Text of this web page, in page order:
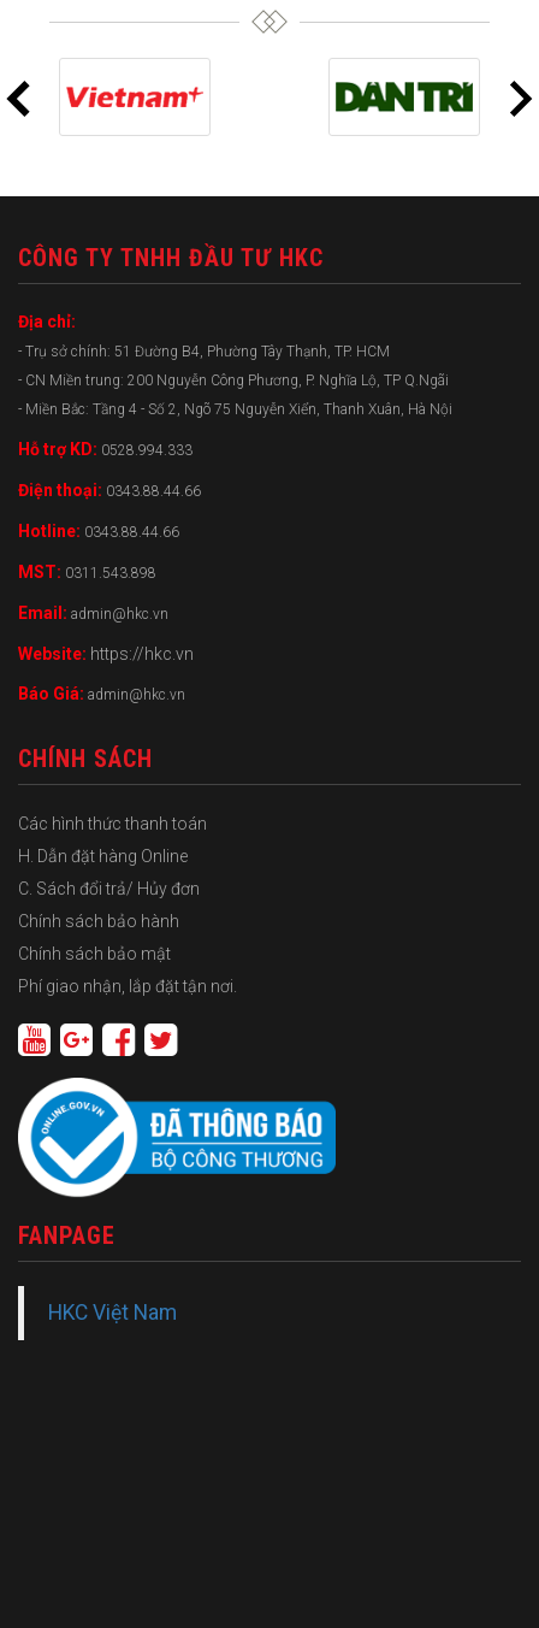
CÔNG TY TNHH ĐẦU TƯ HKC
Địa chỉ:
- Trụ sở chính: 51 Đường B4, Phường Tây Thạnh, TP. HCM
- CN Miền trung: 200 Nguyễn Công Phương, P. Nghĩa Lộ, TP Q.Ngãi
- Miền Bắc: Tầng 4 - Số 2, Ngõ 75 Nguyễn Xiển, Thanh Xuân, Hà Nội
Hỗ trợ KD: 0528.994.333
Điện thoại: 0343.88.44.66
Hotline: 0343.88.44.66
MST: 0311.543.898
Email: admin@hkc.vn
Website: https://hkc.vn
Báo Giá: admin@hkc.vn
CHÍNH SÁCH
Các hình thức thanh toán
H. Dẫn đặt hàng Online
C. Sách đổi trả/ Hủy đơn
Chính sách bảo hành
Chính sách bảo mật
Phí giao nhận, lắp đặt tận nơi.
FANPAGE
HKC Việt Nam